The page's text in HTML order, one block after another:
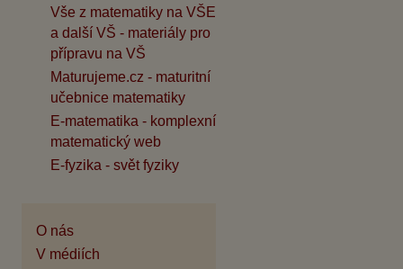
Vše z matematiky na VŠE
a další VŠ - materiály pro
přípravu na VŠ
Maturujeme.cz - maturitní
učebnice matematiky
E-matematika - komplexní
matematický web
E-fyzika - svět fyziky
O nás
V médiích